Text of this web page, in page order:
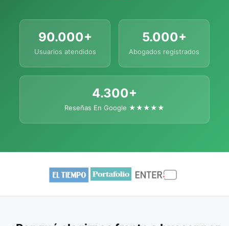
90.000+
Usuarios atendidos
5.000+
Abogados registrados
4.300+
Reseñas En Google ★★★★★